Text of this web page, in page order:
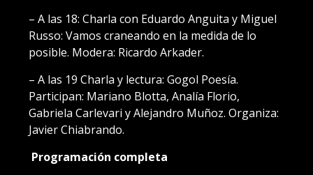
– A las 18: Charla con Eduardo Anguita y Miguel
Russo: Vamos craneando en la medida de lo
posible. Modera: Ricardo Arkader.
– A las 19 Charla y lectura: Gogol Poesía.
Participan: Mariano Blotta, Analía Florio,
Gabriela Carlevari y Alejandro Muñoz. Organiza:
Javier Chiabrando.
Programación completa